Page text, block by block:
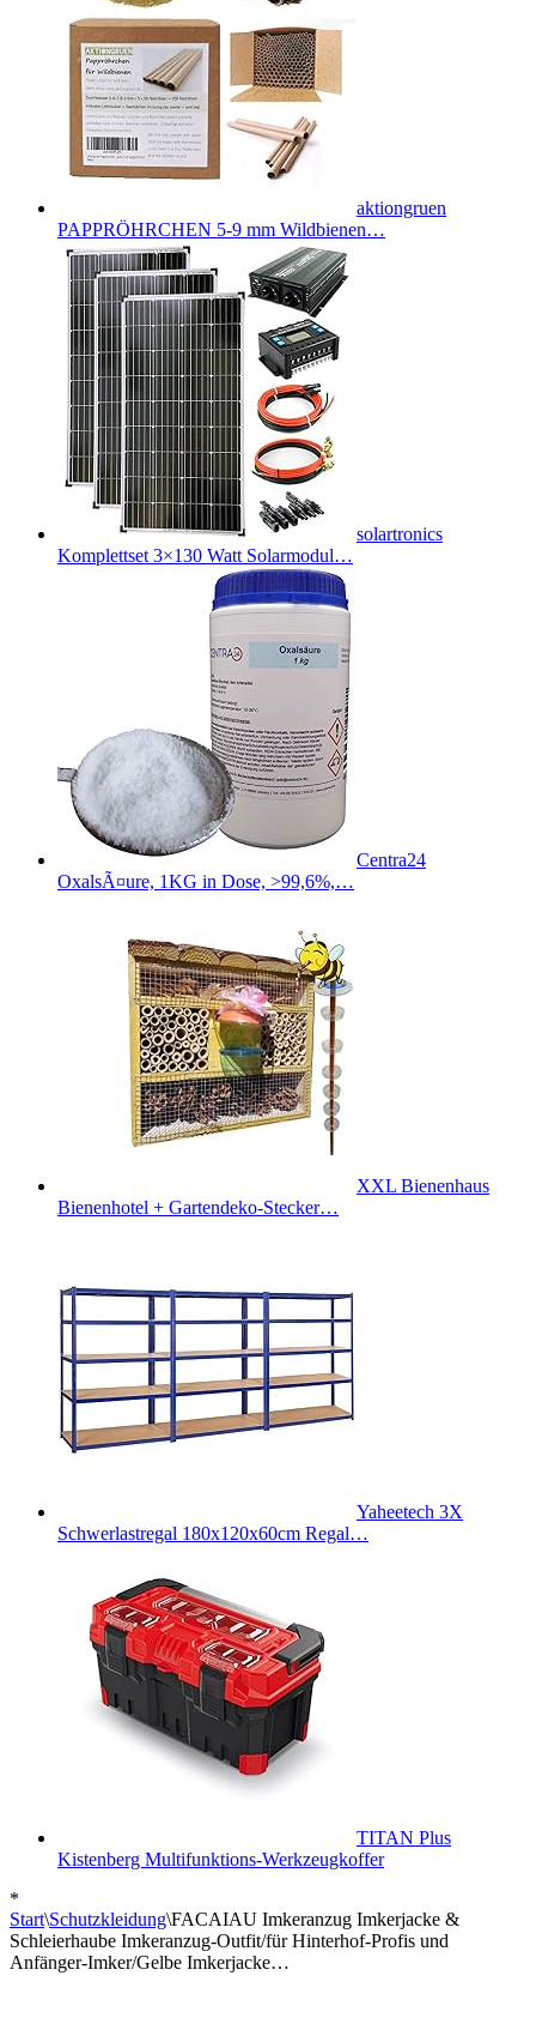
aktiongruen
PAPPRÖHRCHEN 5-9 mm Wildbienen…
solartronics
Komplettset 3×130 Watt Solarmodul…
Centra24
OxalsÃ¤ure, 1KG in Dose, >99,6%,…
XXL Bienenhaus
Bienenhotel + Gartendeko-Stecker…
Yaheetech 3X
Schwerlastregal 180x120x60cm Regal…
TITAN Plus
Kistenberg Multifunktions-Werkzeugkoffer
*
Start\Schutzkleidung\FACAIAU Imkeranzug Imkerjacke &
Schleierhaube Imkeranzug-Outfit/für Hinterhof-Profis und
Anfänger-Imker/Gelbe Imkerjacke…